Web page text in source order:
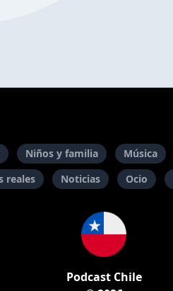
Niños y familia Música
reales Noticias Ocio
Podcast Chile